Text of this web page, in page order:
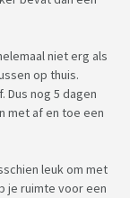
niet erg als
op thuis.
Dus nog 5 dagen
met af en toe een
leuk om met
je ruimte voor een